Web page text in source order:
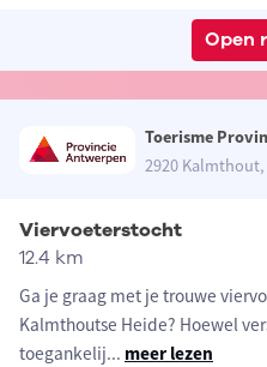
Open
Toerisme
2920 Kalmthout,
Viervoeterstocht
12.4 km
Ga je graag met je trouwe
Kalmthoutse Heide? Hoewel
toegankelij... meer lezen